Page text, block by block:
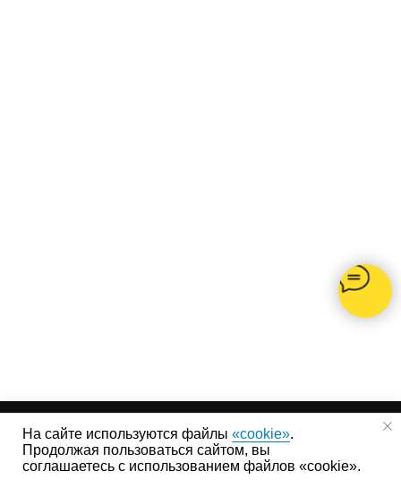
FL-Haus в Москве
На сайте используются файлы «cookie».
Продолжая пользоваться сайтом, вы
соглашаетесь с использованием файлов «cookie».